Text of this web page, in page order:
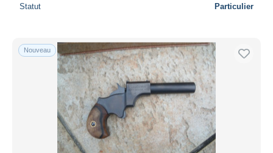
Statut Particulier
Nouveau